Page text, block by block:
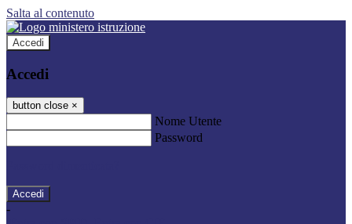
Salta al contenuto
Accedi
Accedi
button close ×
Nome Utente
Password
-